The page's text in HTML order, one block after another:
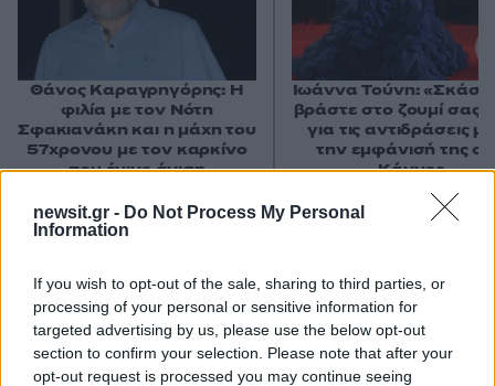
newsit.gr - Do Not Process My Personal
Information
If you wish to opt-out of the sale, sharing to third parties, or
processing of your personal or sensitive information for
targeted advertising by us, please use the below opt-out
section to confirm your selection. Please note that after your
opt-out request is processed you may continue seeing
Σχόλια
Σχολίασε εδώ
Θάνος Καραγρηγόρης: Η
φιλία με τον Νότη
Σφακιανάκη και η μάχη του
57χρονου με τον καρκίνο
που έγινε άνιση
Ιωάννα Τούνη:
βράστε στο ζουμί σας»
για τις αντιδράσεις
την εμφάνισή της
Κάννες